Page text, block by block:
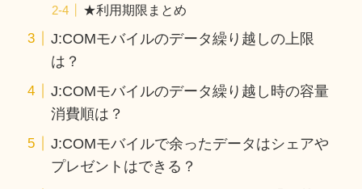
★利用期限まとめ
J:COMモバイルのデータ繰り越しの上限
は？
J:COMモバイルのデータ繰り越し時の容量
消費順は？
J:COMモバイルで余ったデータはシェアや
プレゼントはできる？